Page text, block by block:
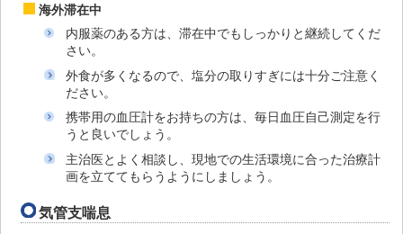
海外滞在中
内服薬のある方は、滞在中でもしっかりと継続してくだ
さい。
外食が多くなるので、塩分の取りすぎには十分ご注意く
ださい。
携帯用の血圧計をお持ちの方は、毎日血圧自己測定を行
うと良いでしょう。
主治医とよく相談し、現地での生活環境に合った治療計
画を立ててもらうようにしましょう。
気管支喘息